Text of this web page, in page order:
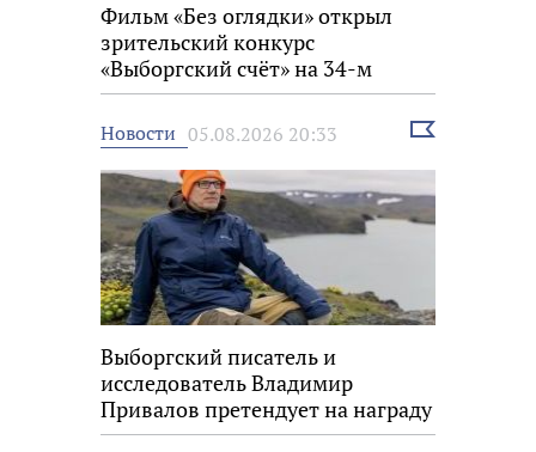
Фильм «Без оглядки» открыл
зрительский конкурс
«Выборгский счёт» на 34-м
фестивале «Окно в Европу»
Новости 05.08.2026 20:33
Выбрать
Выборгский писатель и
исследователь Владимир
Привалов претендует на награду
«Знание.Премия»